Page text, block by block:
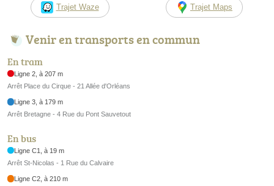
Trajet Waze Trajet Maps
Venir en transports en commun
En tram
Ligne 2, à 207 m
Arrêt Place du Cirque - 21 Allée d'Orléans
Ligne 3, à 179 m
Arrêt Bretagne - 4 Rue du Pont Sauvetout
En bus
Ligne C1, à 19 m
Arrêt St-Nicolas - 1 Rue du Calvaire
Ligne C2, à 210 m